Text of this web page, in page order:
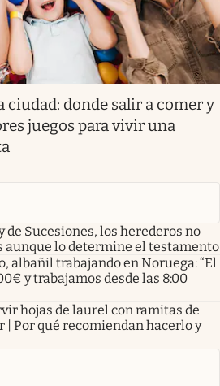
ciudad: donde salir a comer y
juegos para vivir una
de Sucesiones, los herederos no
aunque lo determine el testamento
albañil trabajando en Noruega: “El
y trabajamos desde las 8:00
hojas de laurel con ramitas de
| Por qué recomiendan hacerlo y